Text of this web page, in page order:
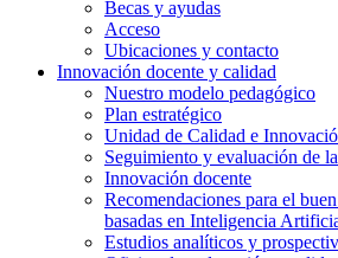
Becas y ayudas
Acceso
Ubicaciones y contacto
Innovación docente y calidad
Nuestro modelo pedagógico
Plan estratégico
Unidad de Calidad e
Seguimiento y evaluación de
Innovación docente
Recomendaciones para el
basadas en Inteligencia
Estudios analíticos y